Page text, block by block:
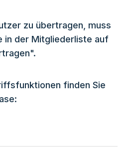
zu übertragen, muss
in der Mitgliederliste auf
finden Sie